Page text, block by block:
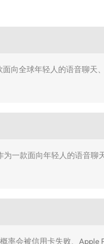
向全球年轻人的语音聊天
一款面向年轻人的语音聊
会被信用卡失败、Apple